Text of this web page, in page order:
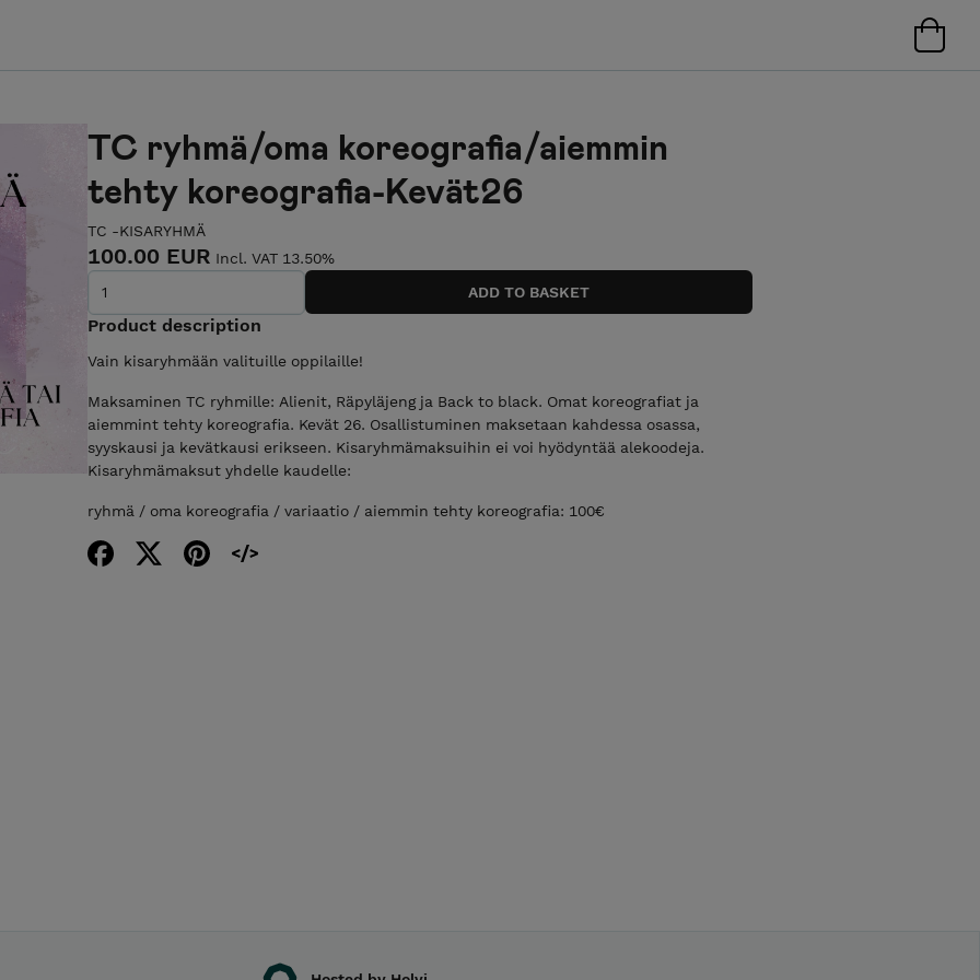
TC ryhmä/oma koreografia/aiemmin
tehty koreografia-Kevät26
TC -KISARYHMÄ
100.00 EUR Incl. VAT 13.50%
Product description
Vain kisaryhmään valituille oppilaille!
Maksaminen TC ryhmille: Alienit, Räpyläjeng ja Back to black. Omat koreografiat ja
aiemmint tehty koreografia. Kevät 26. Osallistuminen maksetaan kahdessa osassa,
syyskausi ja kevätkausi erikseen. Kisaryhmämaksuihin ei voi hyödyntää alekoodeja.
Kisaryhmämaksut yhdelle kaudelle:
ryhmä / oma koreografia / variaatio / aiemmin tehty koreografia: 100€